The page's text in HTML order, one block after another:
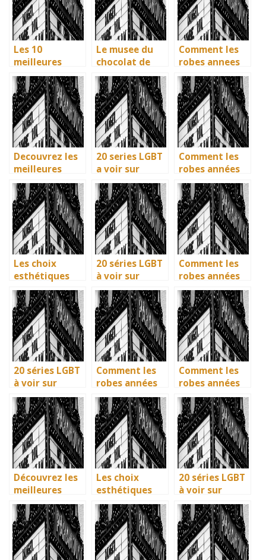
ville aux huit
monuments
UNESCO
artisans
basques
immortaliser
vos amitiés
Les 10
meilleures
villes d’Italie à
visiter en 2025
: Ravenne, la
ville aux huit
monuments
UNESCO
Le musee du
chocolat de
Bayonne : la
memoire
vivante des
artisans
basques
Comment les
robes annees
40 vintage ont
revolutionne la
mode en temps
de guerre
Decouvrez les
meilleures
solutions
gratuites pour
vos series
preferees en
francais
20 series LGBT
a voir sur
Netflix : quand
science-fiction
et diversite
font des
etincelles
Comment les
robes années
40 vintage ont
révolutionné la
mode en temps
de guerre
Les choix
esthétiques
surprenants du
générique de
Joker 2 (2024)
20 séries LGBT
à voir sur
Netflix : quand
science-fiction
et diversité
font des
étincelles
Comment les
robes années
40 vintage ont
révolutionné la
mode en temps
de guerre
20 séries LGBT
à voir sur
Netflix : quand
science-fiction
et diversité
font des
étincelles
Comment les
robes années
40 vintage ont
révolutionné la
mode en temps
de guerre
Comment les
robes années
40 vintage ont
révolutionné la
mode en temps
de guerre
Découvrez les
meilleures
solutions
gratuites pour
vos séries
préférées en
français
Les choix
esthétiques
surprenants du
générique de
Joker 2 (2024)
20 séries LGBT
à voir sur
Netflix : quand
science-fiction
et diversité
font des
étincelles